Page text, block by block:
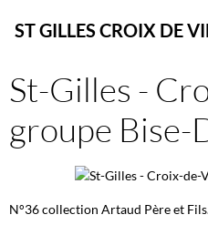
ST GILLES CROIX DE
St-Gilles -
groupe Bise-
N°36 collection Artaud Père et